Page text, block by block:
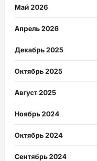
Май 2026
Апрель 2026
Декабрь 2025
Октябрь 2025
Август 2025
Ноябрь 2024
Октябрь 2024
Сентябрь 2024